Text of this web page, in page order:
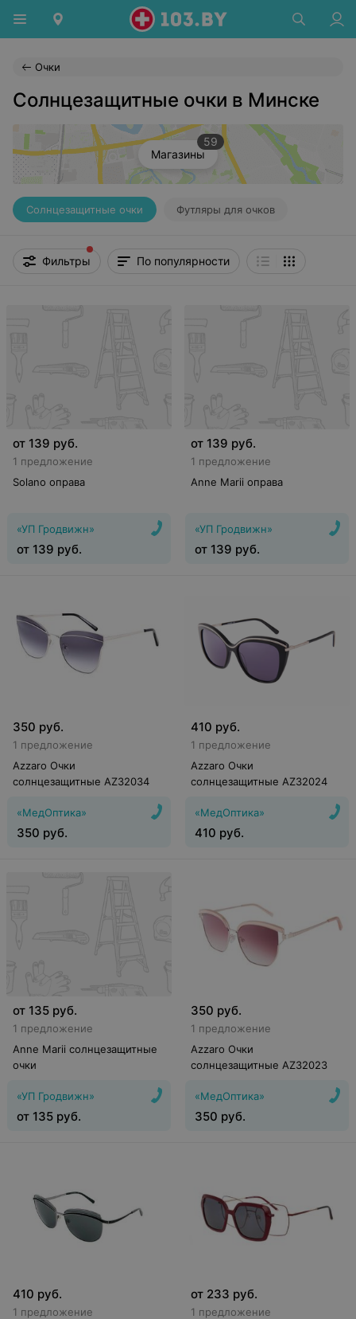
Очки
Солнцезащитные очки в Минске
Магазины
59
Солнцезащитные очки Футляры для очков
Фильтры По популярности
от 139 руб.
1 предложение
Solano оправа
«УП Гродвижн»
от 139 руб.
от 139 руб.
1 предложение
Anne Marii оправа
«УП Гродвижн»
от 139 руб.
350 руб.
1 предложение
Azzaro Очки
солнцезащитные AZ32034
«МедОптика»
350 руб.
410 руб.
1 предложение
Azzaro Очки
солнцезащитные AZ32024
«МедОптика»
410 руб.
от 135 руб.
1 предложение
Anne Marii солнцезащитные
очки
«УП Гродвижн»
от 135 руб.
350 руб.
1 предложение
Azzaro Очки
солнцезащитные AZ32023
«МедОптика»
350 руб.
410 руб.
1 предложение
от 233 руб.
1 предложение